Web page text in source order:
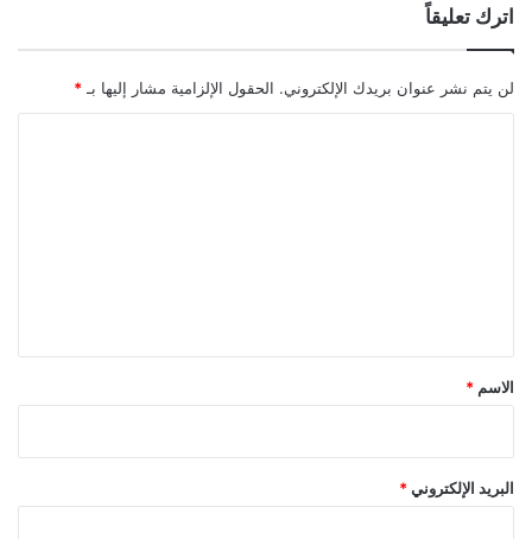
اترك تعليقاً
لن يتم نشر عنوان بريدك الإلكتروني. الحقول الإلزامية مشار إليها بـ *
*
الاسم *
البريد الإلكتروني *